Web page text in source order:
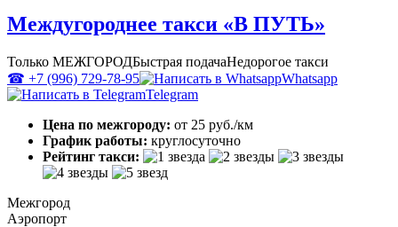
Междугороднее такси «В ПУТЬ»
Только МЕЖГОРОДБыстрая подачаНедорогое такси
☎ +7 (996) 729-78-95
Whatsapp
Telegram
Цена по межгороду: от 25 руб./км
График работы: круглосуточно
Рейтинг такси:
Межгород
Аэропорт